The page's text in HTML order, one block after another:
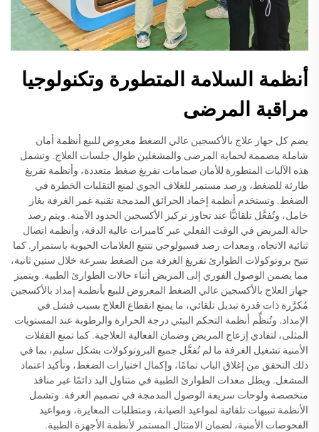
أنظمة السلامة المتطورة وتكنولوجيا
مراقبة المرضى
يضم كل جهاز علاج بالأكسجين عالي الضغط معروض للبيع أنظمة أمان
شاملة مصممة لحماية المرضى والمشغلين طوال جلسات العلاج. وتشمل
هذه الآليات المتطورة للأمان صمامات تفريغ ضغط متعددة، وأنظمة تفريغ
طارئة للضغط، ورصد مستمر للغلاف الجوي لمنع التقلبات الخطرة في
الضغط. وتستخدم أنظمة إخماد الحرائق المدمجة تقنية غمر الغرفة بغاز
خامل، وتُفعَّل تلقائيًّا عند تجاوز تركيز الأكسجين الحدود الآمنة. ويتم رصد
حالة المريض في الوقت الفعلي عبر كاميرات عالية الدقة، وأنظمة اتصال
ثنائية الاتجاه، ومعدات رصد فسيولوجي تتتبع العلامات الحيوية باستمرار. كما
تتيح بروتوكولات الطوارئ تفريغ الغرفة من الضغط بسرعة خلال ستين ثانية،
مما يضمن الوصول الفوري إلى المريض أثناء حالات الطوارئ الطبية. ويتميز
جهاز العلاج بالأكسجين عالي الضغط المعروض للبيع بأنظمة إمداد بالأكسجين
مُكرَّرة ذات قدرة تبديل تلقائي، ما يمنع انقطاع العلاج بسبب فشل في
الإمداد. وتُنظِّم أنظمة التحكم البيئي درجة الحرارة والرطوبة عند المستويات
المثلى، لتفادي إزعاج المريض وضمان الفعالية العلاجية. كما تمنع القفلات
الأمنية تشغيل الغرفة ما لم تُفعَّل جميع البروتوكولات بشكل سليم، بما في
ذلك التحقق من إغلاق الباب تمامًا، وإكمال اختبارات الضغط، وتأكيد اعتماد
المشغل. ويظل معدات الطوارئ الطبية في متناول اليد دائمًا عبر منافذ
متخصصة ولوحات سريعة الوصول المدمجة في تصميم الغرفة. وتشمل
الأنظمة تنبيهات تلقائية لمواعيد الصيانة، ومتطلبات المعايرة، ومواعيد
الفحوصات الأمنية، لضمان الامتثال المستمر لأنظمة الأجهزة الطبية.